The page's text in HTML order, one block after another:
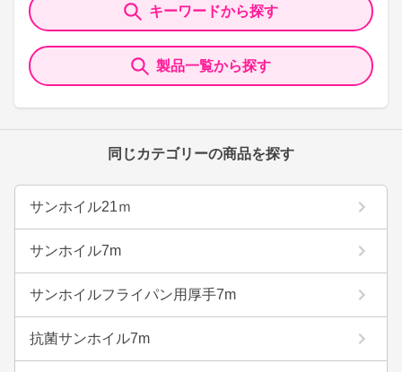
キーワードから探す
製品一覧から探す
同じカテゴリーの商品を探す
サンホイル21ｍ
サンホイル7m
サンホイルフライパン用厚手7m
抗菌サンホイル7m